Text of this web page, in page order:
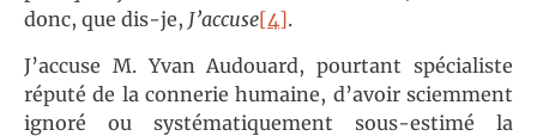
donc, que dis-je, J’accuse[4].
J’accuse M. Yvan Audouard, pourtant spécialiste
réputé de la connerie humaine, d’avoir sciemment
ignoré ou systématiquement sous-estimé la